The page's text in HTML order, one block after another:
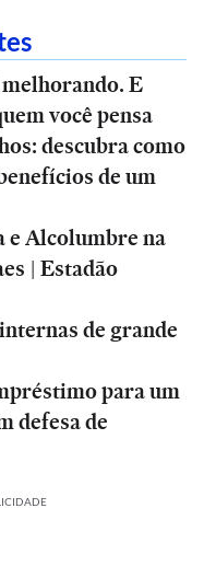
E
você pensa
descubra como
de um
e Alcolumbre na
| Estadão
de grande
para um
defesa de